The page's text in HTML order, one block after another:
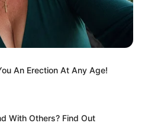
του πολέμου
ποτέ και ο Μάρτης
πολύ καυτός και
μήνας της
An Erection At Any Age!
With Others? Find Out